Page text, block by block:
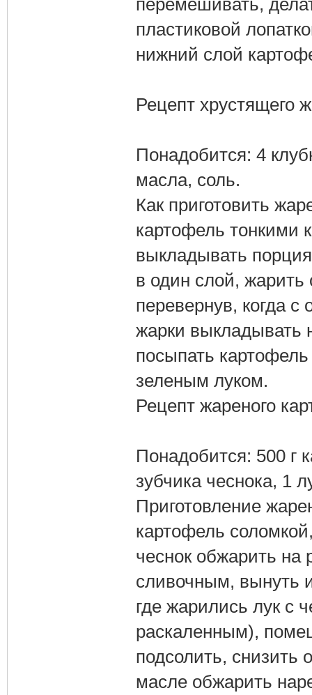
пластиковой
нижний слой
Рецепт хрустящего
Понадобится: 4
масла, соль.
Как приготовить
картофель тонкими
выкладывать
в один слой, жарить
перевернув, когда
жарки выкладывать
посыпать
зеленым луком.
Рецепт жареного
Понадобится: 500 г
зубчика чеснока, 1
Приготовление
картофель
чеснок обжарить на
сливочным, вынуть
где жарились лук с
раскаленным),
подсолить, снизить
масле обжарить